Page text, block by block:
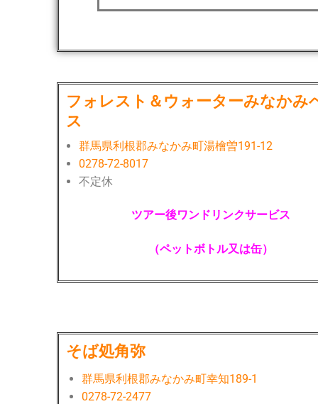
フォレスト＆ウォーターみなかみ
ス
群馬県利根郡みなかみ町湯檜曽191-12
0278-72-8017
不定休
ツアー後ワンドリンクサービス
（ペットボトル又は缶）
そば処角弥
群馬県利根郡みなかみ町幸知189-1
0278-72-2477